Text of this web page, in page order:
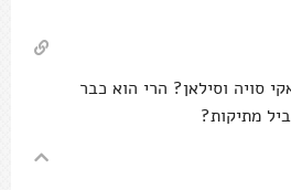
סויה וסילאן? הרי הוא כבר
מתיקות?